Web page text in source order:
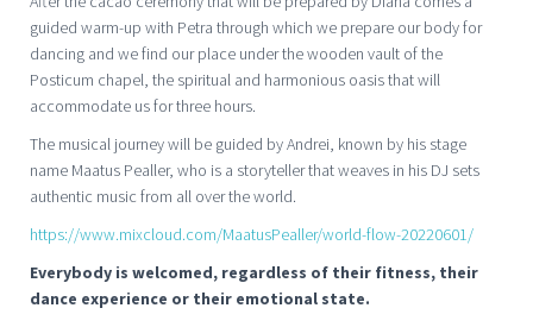
guided warm-up with Petra through which we prepare our body for
dancing and we find our place under the wooden vault of the
Posticum chapel, the spiritual and harmonious oasis that will
accommodate us for three hours.
The musical journey will be guided by Andrei, known by his stage
name Maatus Pealler, who is a storyteller that weaves in his DJ sets
authentic music from all over the world.
https://www.mixcloud.com/MaatusPealler/world-flow-20220601/
Everybody is welcomed, regardless of their fitness, their
dance experience or their emotional state.